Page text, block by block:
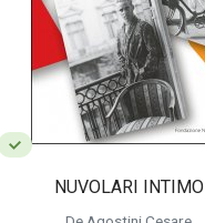
NUVOLARI INTIMO